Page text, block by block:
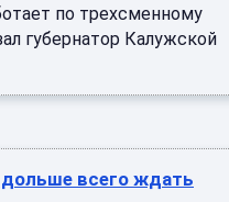
по трехсменному
губернатор Калужской
всего ждать